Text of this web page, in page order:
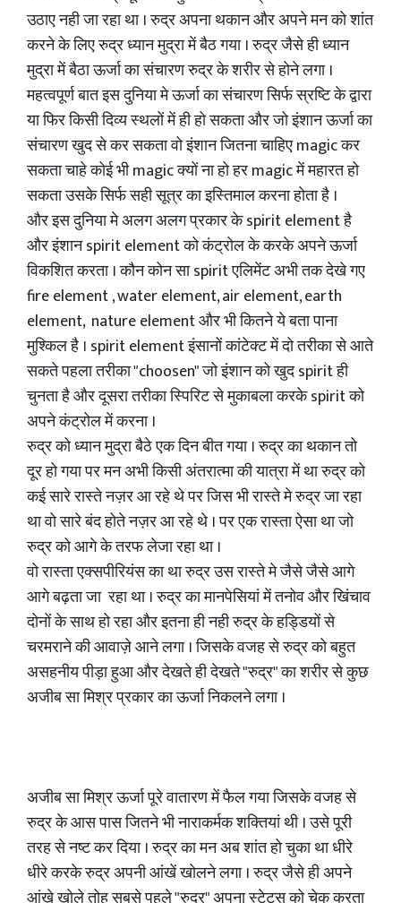
उठाए नही जा रहा था । रुद्र अपना थकान और अपने मन को शांत
करने के लिए रुद्र ध्यान मुद्रा में बैठ गया । रुद्र जैसे ही ध्यान
मुद्रा में बैठा ऊर्जा का संचारण रुद्र के शरीर से होने लगा ।
महत्वपूर्ण बात इस दुनिया मे ऊर्जा का संचारण सिर्फ स्रष्टि के द्वारा
या फिर किसी दिव्य स्थलों में ही हो सकता और जो इंशान ऊर्जा का
संचारण खुद से कर सकता वो इंशान जितना चाहिए magic कर
सकता चाहे कोई भी magic क्यों ना हो हर magic में महारत हो
सकता उसके सिर्फ सही सूत्र का इस्तिमाल करना होता है ।
और इस दुनिया मे अलग अलग प्रकार के spirit element है
और इंशान spirit element को कंट्रोल के करके अपने ऊर्जा
विकशित करता । कौन कोन सा spirit एलिमेंट अभी तक देखे गए
fire element , water element, air element, earth
element, nature element और भी कितने ये बता पाना
मुश्किल है । spirit element इंसानों कांटेक्ट में दो तरीका से आते
सकते पहला तरीका "choosen" जो इंशान को खुद spirit ही
चुनता है और दूसरा तरीका स्पिरिट से मुकाबला करके spirit को
अपने कंट्रोल में करना ।
रुद्र को ध्यान मुद्रा बैठे एक दिन बीत गया । रुद्र का थकान तो
दूर हो गया पर मन अभी किसी अंतरात्मा की यात्रा में था रुद्र को
कई सारे रास्ते नज़र आ रहे थे पर जिस भी रास्ते मे रुद्र जा रहा
था वो सारे बंद होते नज़र आ रहे थे । पर एक रास्ता ऐसा था जो
रुद्र को आगे के तरफ लेजा रहा था ।
वो रास्ता एक्सपीरियंस का था रुद्र उस रास्ते मे जैसे जैसे आगे
आगे बढ़ता जा रहा था । रुद्र का मानपेसियां में तनोव और खिंचाव
दोनों के साथ हो रहा और इतना ही नही रुद्र के हड्डियों से
चरमराने की आवाज़े आने लगा । जिसके वजह से रुद्र को बहुत
असहनीय पीड़ा हुआ और देखते ही देखते "रुद्र" का शरीर से कुछ
अजीब सा मिश्र प्रकार का ऊर्जा निकलने लगा ।
अजीब सा मिश्र ऊर्जा पूरे वातारण में फैल गया जिसके वजह से
रुद्र के आस पास जितने भी नाराकर्मक शक्तियां थी । उसे पूरी
तरह से नष्ट कर दिया । रुद्र का मन अब शांत हो चुका था धीरे
धीरे करके रुद्र अपनी आंखें खोलने लगा । रुद्र जैसे ही अपने